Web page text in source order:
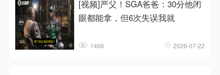
[视频]严父！SGA爸爸：30分他闭
眼都能拿，但6次失误我就
1466 2026-07-22